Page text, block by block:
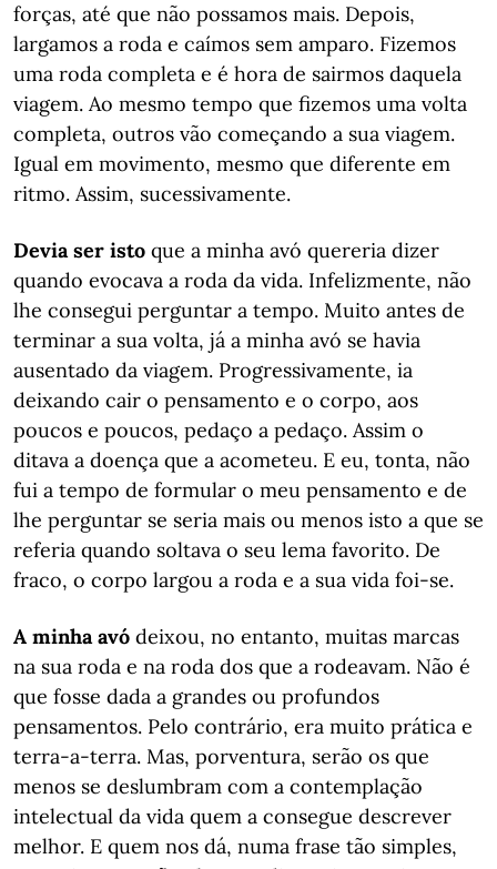
forças, até que não possamos mais. Depois,
largamos a roda e caímos sem amparo. Fizemos
uma roda completa e é hora de sairmos daquela
viagem. Ao mesmo tempo que fizemos uma volta
completa, outros vão começando a sua viagem.
Igual em movimento, mesmo que diferente em
ritmo. Assim, sucessivamente.
Devia ser isto que a minha avó quereria dizer
quando evocava a roda da vida. Infelizmente, não
lhe consegui perguntar a tempo. Muito antes de
terminar a sua volta, já a minha avó se havia
ausentado da viagem. Progressivamente, ia
deixando cair o pensamento e o corpo, aos
poucos e poucos, pedaço a pedaço. Assim o
ditava a doença que a acometeu. E eu, tonta, não
fui a tempo de formular o meu pensamento e de
lhe perguntar se seria mais ou menos isto a que se
referia quando soltava o seu lema favorito. De
fraco, o corpo largou a roda e a sua vida foi-se.
A minha avó deixou, no entanto, muitas marcas
na sua roda e na roda dos que a rodeavam. Não é
que fosse dada a grandes ou profundos
pensamentos. Pelo contrário, era muito prática e
terra-a-terra. Mas, porventura, serão os que
menos se deslumbram com a contemplação
intelectual da vida quem a consegue descrever
melhor. E quem nos dá, numa frase tão simples,